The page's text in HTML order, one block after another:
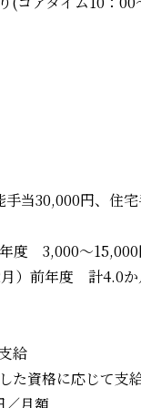
手当30,000円、住
年度 3,000～
月）前年度 計4.0
給
た資格に応じて支